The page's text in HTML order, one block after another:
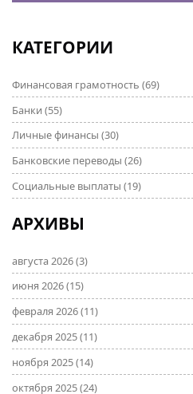
КАТЕГОРИИ
Финансовая грамотность (69)
Банки (55)
Личные финансы (30)
Банковские переводы (26)
Социальные выплаты (19)
АРХИВЫ
августа 2026(3)
июня 2026(15)
февраля 2026(11)
декабря 2025(11)
ноября 2025(14)
октября 2025(24)